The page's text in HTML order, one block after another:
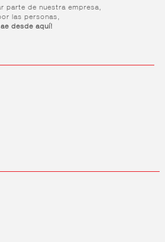
parte de nuestra empresa,
las personas,
desde aquí!